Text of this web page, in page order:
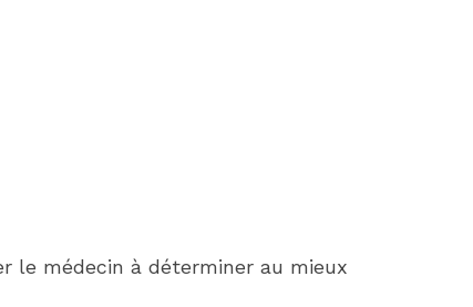
le médecin à déterminer au mieux